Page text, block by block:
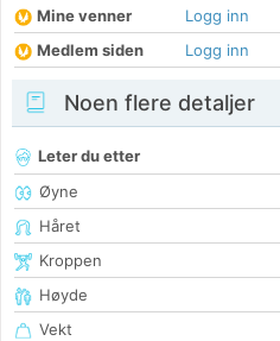
Mine venner
Logg inn
Medlem siden
Logg inn
Noen flere detaljer
Leter du etter
Øyne
Håret
Kroppen
Høyde
Vekt